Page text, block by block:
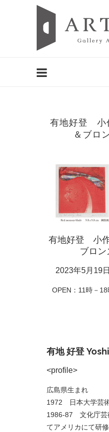
有地好登 小
＆ブロ
有地好登 小
ブロン
2023年5月19
OPEN：11時
有地 好登
<profile>
広島県生まれ
1972 日本大学芸
1986-87 文化庁芸
てアメリカにて研修